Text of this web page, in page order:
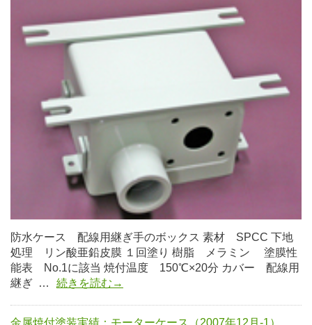
防水ケース 配線用継ぎ手のボックス 素材 SPCC 下地
処理 リン酸亜鉛皮膜 １回塗り 樹脂 メラミン 塗膜性
能表 No.1に該当 焼付温度 150℃×20分 カバー 配線用
継ぎ …
続きを読む→
金属焼付塗装実績：モーターケース（2007年12月-1）